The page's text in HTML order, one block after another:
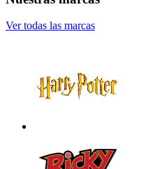
Ver todas las marcas